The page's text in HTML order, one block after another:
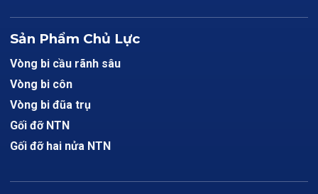
Sản Phẩm Chủ Lực
Vòng bi cầu rãnh sâu
Vòng bi côn
Vòng bi đũa trụ
Gối đỡ NTN
Gối đỡ hai nửa NTN